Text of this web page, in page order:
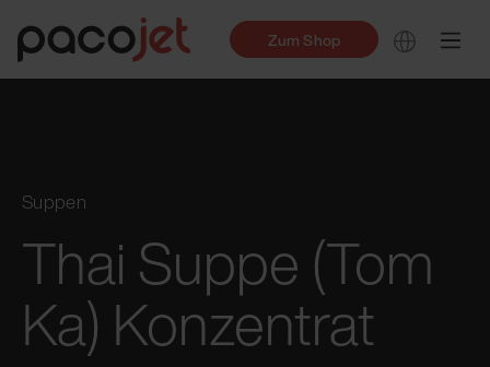
Zum Shop
Suppen
Thai Suppe (Tom
Ka) Konzentrat